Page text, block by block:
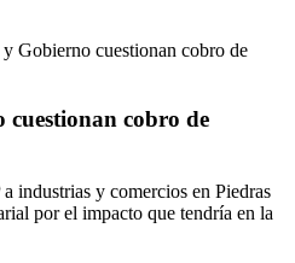
Gobierno cuestionan cobro de
cuestionan cobro de
industrias y comercios en Piedras
por el impacto que tendría en la